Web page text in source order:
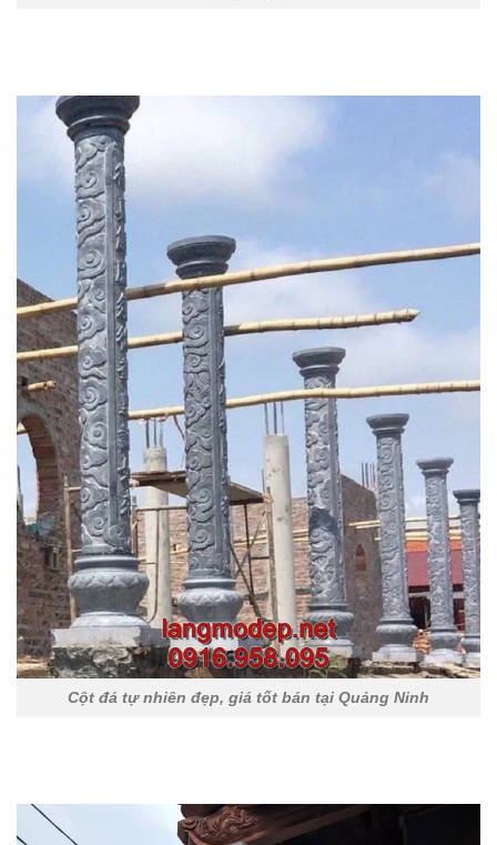
Cột đá tự nhiên đẹp, giá tốt bán tại Quảng Ninh